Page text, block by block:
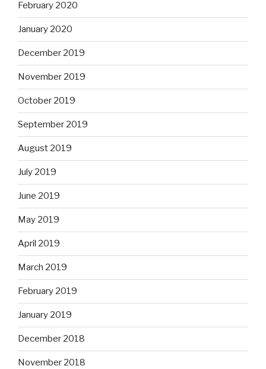
February 2020
January 2020
December 2019
November 2019
October 2019
September 2019
August 2019
July 2019
June 2019
May 2019
April 2019
March 2019
February 2019
January 2019
December 2018
November 2018